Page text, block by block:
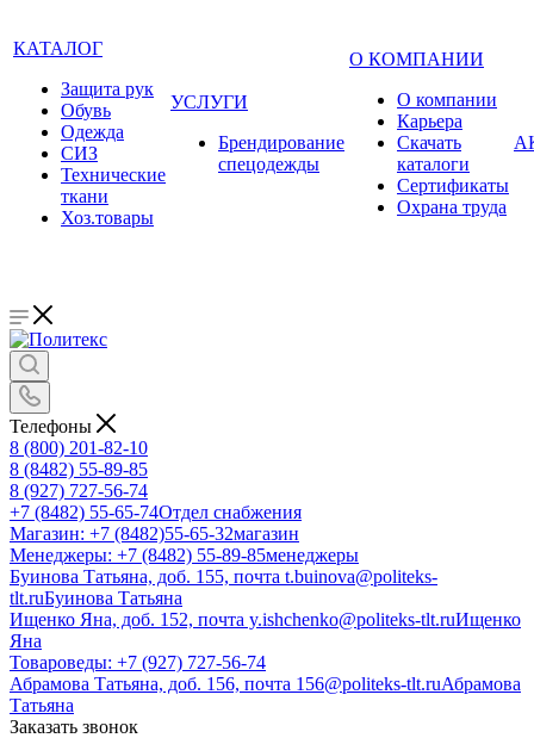
КАТАЛОГ
Защита рук
Обувь
Одежда
СИЗ
Технические
ткани
Хоз.товары
УСЛУГИ
Брендирование
спецодежды
О КОМПАНИИ
О компании
Карьера
Cкачать
каталоги
Сертификаты
Охрана труда
Телефоны
8 (800) 201-82-10
8 (8482) 55-89-85
8 (927) 727-56-74
+7 (8482) 55-65-74Отдел снабжения
Магазин: +7 (8482)55-65-32магазин
Менеджеры: +7 (8482) 55-89-85менеджеры
Буинова Татьяна, доб. 155, почта t.buinova@politeks-
tlt.ruБуинова Татьяна
Ищенко Яна, доб. 152, почта y.ishchenko@politeks-tlt.ruИщенко
Яна
Товароведы: +7 (927) 727-56-74
Абрамова Татьяна, доб. 156, почта 156@politeks-tlt.ruАбрамова
Татьяна
Заказать звонок